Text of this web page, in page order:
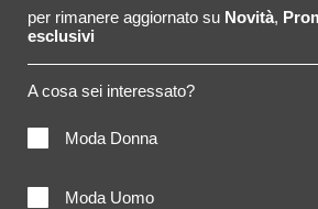
per rimanere aggiornato su Novità,
esclusivi
A cosa sei interessato?
Moda Donna
Moda Uomo